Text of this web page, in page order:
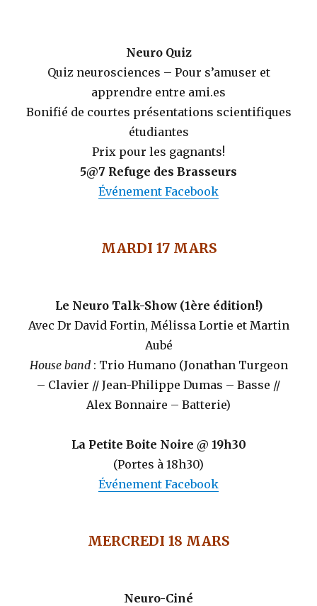
Neuro Quiz
Quiz neurosciences – Pour s’amuser et
apprendre entre ami.es
Bonifié de courtes présentations scientifiques
étudiantes
Prix pour les gagnants!
5@7 Refuge des Brasseurs
Événement Facebook
MARDI 17 MARS
Le Neuro Talk-Show (1ère édition!)
Avec Dr David Fortin, Mélissa Lortie et Martin
Aubé
House band : Trio Humano (Jonathan Turgeon
– Clavier // Jean-Philippe Dumas – Basse //
Alex Bonnaire – Batterie)
La Petite Boite Noire @ 19h30
(Portes à 18h30)
Événement Facebook
MERCREDI 18 MARS
Neuro-Ciné